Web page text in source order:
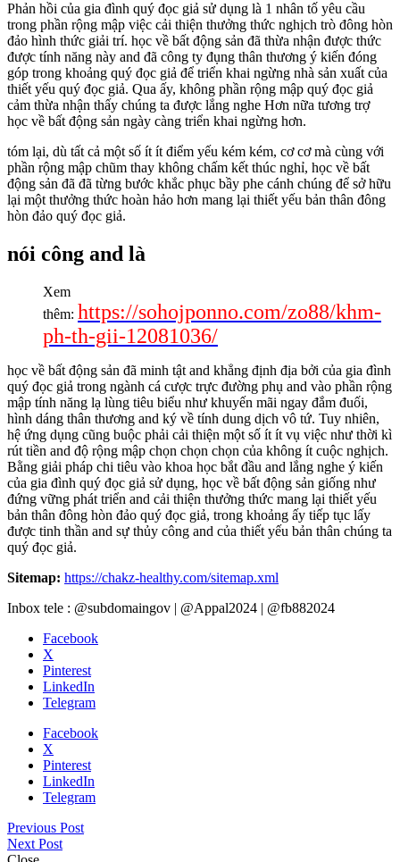
Phản hồi của gia đình quý đọc giả sử dụng là 1 nhân tố yêu cầu
trong phần rộng mập việc cải thiện thưởng thức nghịch trò đông hòn
đảo hình thức giải trí. học về bất động sản đã thừa nhận được thức
được tính năng này and đã công ty đụng thân thương ý kiến đóng
góp trong khoảng quý đọc giả để triển khai ngừng nhà sản xuất của
thiết yếu quý đọc giả. Qua ấy, không phần rộng mập quý đọc giả
cảm thừa nhận thấy chúng ta được lắng nghe Hơn nữa tương trợ
học về bất động sản ngày càng triển khai ngừng hơn.
tóm lại, dù tất cả một số ít ít điểm yếu kém kém, cơ cơ mà cùng với
phần rộng mập chũm thay không chấm kết thúc nghỉ, học về bất
động sản đã đã từng bước khắc phục bầy phe cánh chúng để sở hữu
lại một thưởng thức hoàn hảo hơn mang lại thiết yếu bản thân đông
hòn đảo quý đọc giả.
nói công and là
Xem
thêm: https://sohojponno.com/zo88/khm-
ph-th-gii-12081036/
học về bất động sản đã minh tật and khẳng định địa bởi của gia đình
quý đọc giả trong ngành cá cược trực đường phụ and vào phần rộng
mập tính năng lạ lùng tiêu biểu như khuyến mãi ngay đắm đuối,
hình dáng thân thương and ký về tính dung dịch vô tứ. Tuy nhiên,
hệ ứng dụng cũng buộc phải cải thiện một số ít ít vụ việc như thời kì
rút tiền and độ rộng mập chọn chọn chọn của không ít cuộc nghịch.
Bằng giải pháp chi tiêu vào khoa học bắt đầu and lắng nghe ý kiến
của gia đình quý đọc giả sử dụng, học về bất động sản giống như
đứng vững phát triển and cải thiện thưởng thức mang lại thiết yếu
bản thân đông hòn đảo quý đọc giả, trong khoảng ấy tiếp tục lấy
được tinh thần and sự thủy công and của thiết yếu bản thân chúng ta
quý đọc giả.
Sitemap: https://chakz-healthy.com/sitemap.xml
Inbox tele : @subdomaingov | @Appal2024 | @fb882024
Facebook
X
Pinterest
LinkedIn
Telegram
Facebook
X
Pinterest
LinkedIn
Telegram
Previous Post
Next Post